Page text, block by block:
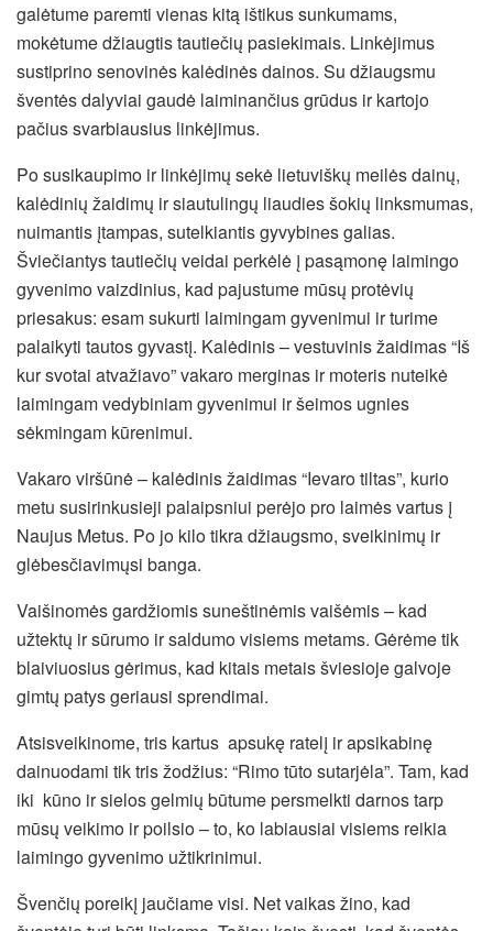
galėtume paremti vienas kitą ištikus sunkumams,
mokėtume džiaugtis tautiečių pasiekimais. Linkėjimus
sustiprino senovinės kalėdinės dainos. Su džiaugsmu
šventės dalyviai gaudė laiminančius grūdus ir kartojo
pačius svarbiausius linkėjimus.
Po susikaupimo ir linkėjimų sekė lietuviškų meilės dainų,
kalėdinių žaidimų ir siautulingų liaudies šokių linksmumas,
nuimantis įtampas, sutelkiantis gyvybines galias.
Šviečiantys tautiečių veidai perkėlė į pasąmonę laimingo
gyvenimo vaizdinius, kad pajustume mūsų protėvių
priesakus: esam sukurti laimingam gyvenimui ir turime
palaikyti tautos gyvastį. Kalėdinis – vestuvinis žaidimas “Iš
kur svotai atvažiavo” vakaro merginas ir moteris nuteikė
laimingam vedybiniam gyvenimui ir šeimos ugnies
sėkmingam kūrenimui.
Vakaro viršūnė – kalėdinis žaidimas “Ievaro tiltas”, kurio
metu susirinkusieji palaipsniui perėjo pro laimės vartus į
Naujus Metus. Po jo kilo tikra džiaugsmo, sveikinimų ir
glėbesčiavimųsi banga.
Vaišinomės gardžiomis suneštinėmis vaišėmis – kad
užtektų ir sūrumo ir saldumo visiems metams. Gėrėme tik
blaiviuosius gėrimus, kad kitais metais šviesioje galvoje
gimtų patys geriausi sprendimai.
Atsisveikinome, tris kartus apsukę ratelį ir apsikabinę
dainuodami tik tris žodžius: “Rimo tūto sutarjėla”. Tam, kad
iki kūno ir sielos gelmių būtume persmelkti darnos tarp
mūsų veikimo ir poilsio – to, ko labiausiai visiems reikia
laimingo gyvenimo užtikrinimui.
Švenčių poreikį jaučiame visi. Net vaikas žino, kad